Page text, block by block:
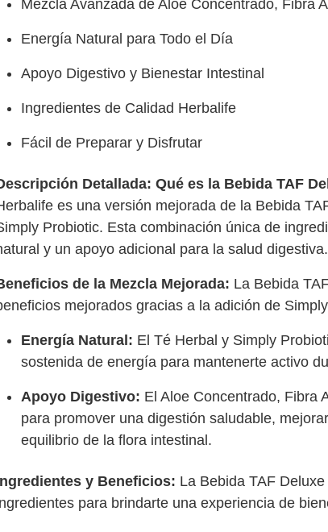
Mezcla Avanzada de Aloe Concentrado, Fibra
Energía Natural para Todo el Día
Apoyo Digestivo y Bienestar Intestinal
Ingredientes de Calidad Herbalife
Fácil de Preparar y Disfrutar
Detallada: Qué es la Bebida TAF
es una versión mejorada de la Bebida
Probiotic. Esta combinación única de
y un apoyo adicional para la salud digestiva.
de la Mezcla Mejorada: La Bebida
mejorados gracias a la adición de
Energía Natural: El Té Herbal y Simply
sostenida de energía para mantenerte activo
Apoyo Digestivo: El Aloe Concentrado, Fibra
para promover una digestión saludable,
equilibrio de la flora intestinal.
y Beneficios: La Bebida TAF
para brindarte una experiencia de